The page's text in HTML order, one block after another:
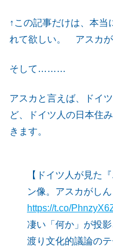
↑この記事だけは、本当
れて欲しい。 アスカが
そして………
アスカと言えば、ドイ
ど、ドイツ人の日本住
きます。
【ドイツ人が見た
ン像。アスカがしん
https://t.co/
凄い「何か」が投
渡り文化的議論の